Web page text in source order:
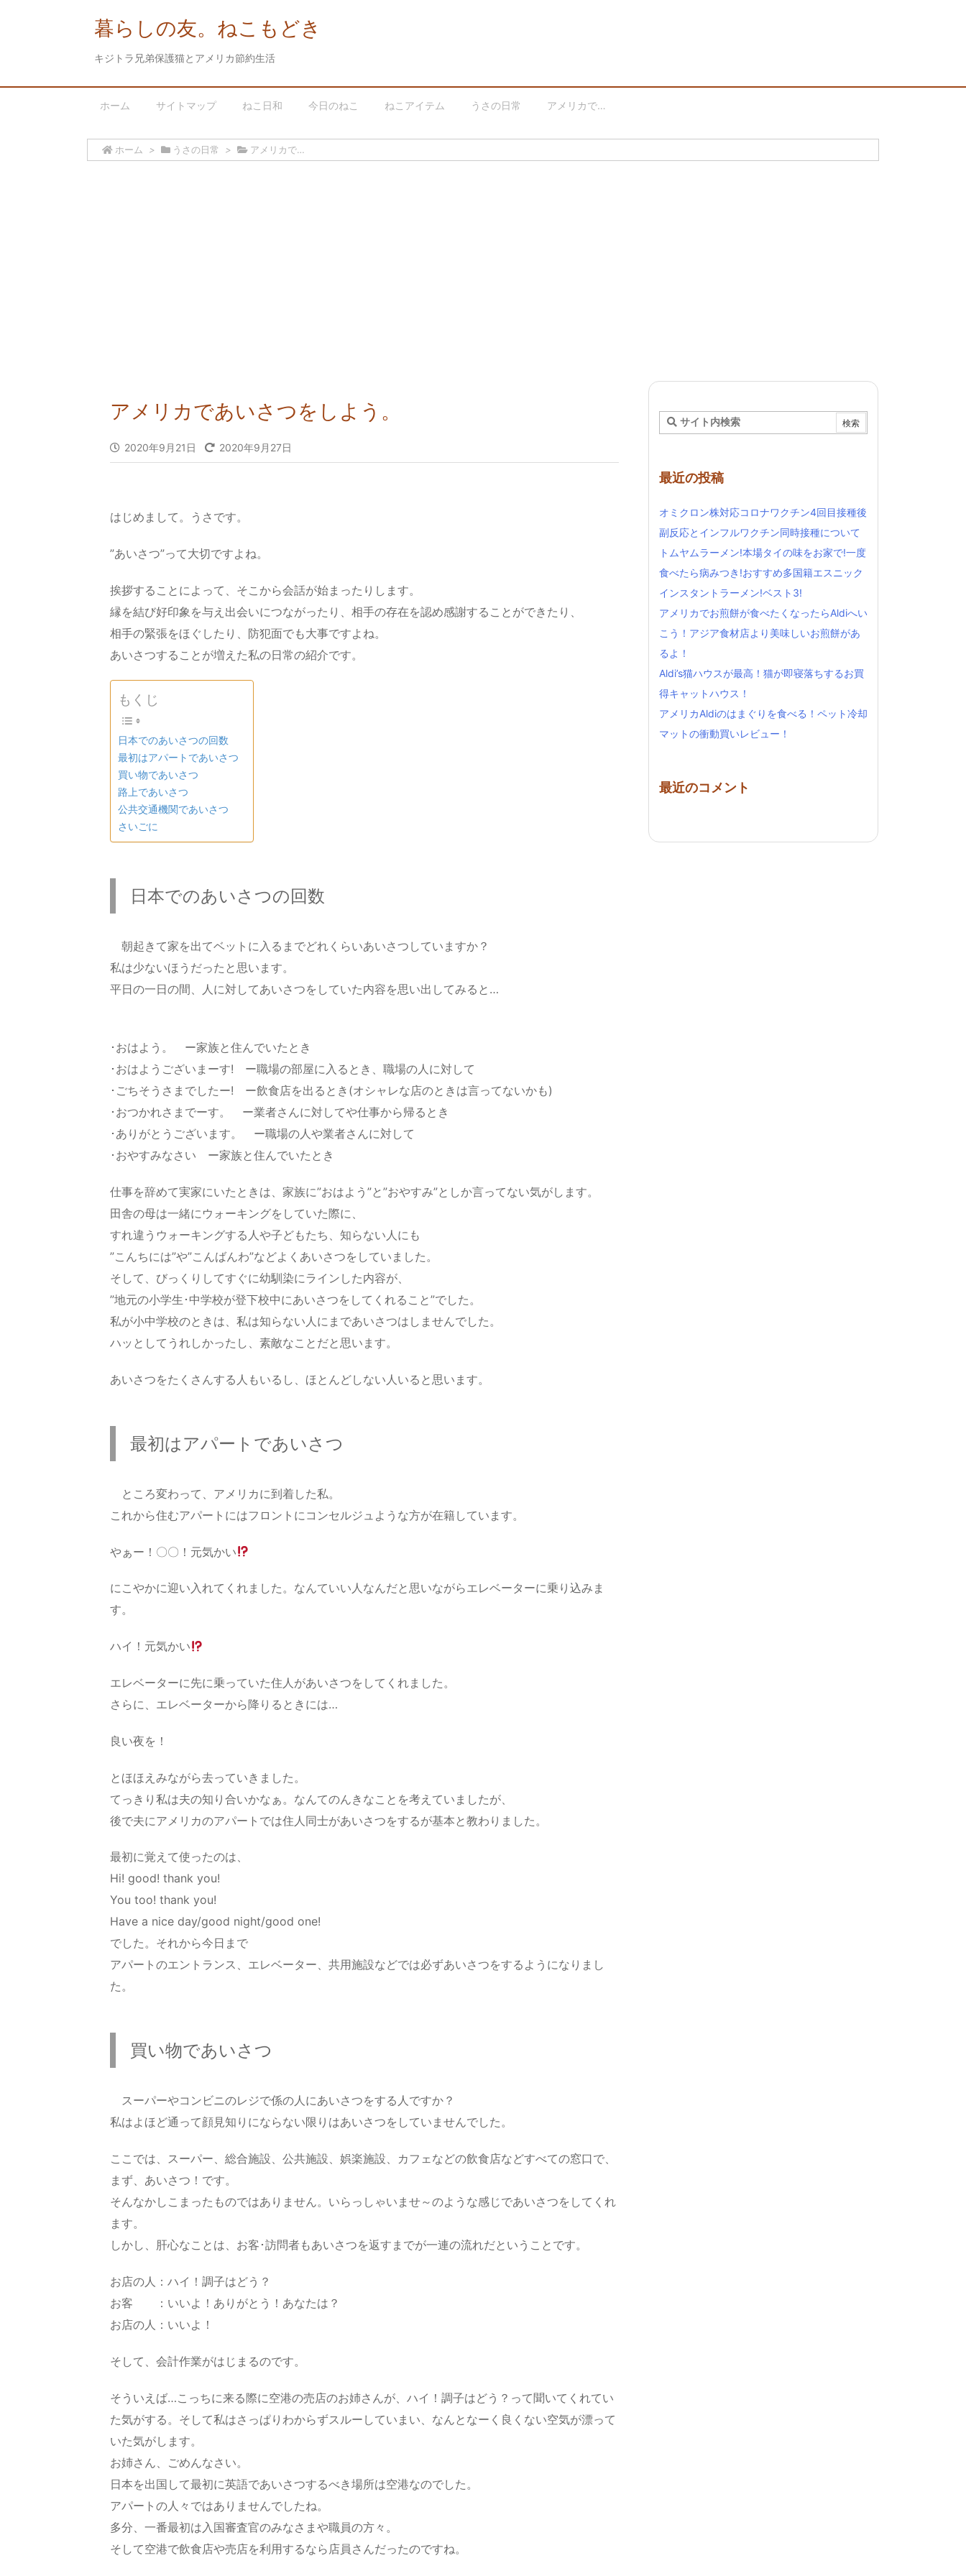
暮らしの友。ねこもどき
キジトラ兄弟保護猫とアメリカ節約生活
ホーム サイトマップ ねこ日和 今日のねこ ねこアイテム うさの日常 アメリカで…
ホーム > うさの日常 > アメリカで…
アメリカであいさつをしよう。
2020年9月21日 2020年9月27日
はじめまして。うさです。
”あいさつ”って大切ですよね。
挨拶することによって、そこから会話が始まったりします。
縁を結び好印象を与え出会いにつながったり、相手の存在を認め感謝することができたり、
相手の緊張をほぐしたり、防犯面でも大事ですよね。
あいさつすることが増えた私の日常の紹介です。
もくじ
日本でのあいさつの回数
最初はアパートであいさつ
買い物であいさつ
路上であいさつ
公共交通機関であいさつ
さいごに
日本でのあいさつの回数
朝起きて家を出てベットに入るまでどれくらいあいさつしていますか？
私は少ないほうだったと思います。
平日の一日の間、人に対してあいさつをしていた内容を思い出してみると…
･おはよう。 ー家族と住んでいたとき
･おはようございまーす! ー職場の部屋に入るとき、職場の人に対して
･ごちそうさまでしたー! ー飲食店を出るとき(オシャレな店のときは言ってないかも)
･おつかれさまでーす。 ー業者さんに対してや仕事から帰るとき
･ありがとうございます。 ー職場の人や業者さんに対して
･おやすみなさい ー家族と住んでいたとき
仕事を辞めて実家にいたときは、家族に”おはよう”と”おやすみ”としか言ってない気がします。
田舎の母は一緒にウォーキングをしていた際に、
すれ違うウォーキングする人や子どもたち、知らない人にも
”こんちには”や”こんばんわ”などよくあいさつをしていました。
そして、びっくりしてすぐに幼馴染にラインした内容が、
”地元の小学生･中学校が登下校中にあいさつをしてくれること”でした。
私が小中学校のときは、私は知らない人にまであいさつはしませんでした。
ハッとしてうれしかったし、素敵なことだと思います。
あいさつをたくさんする人もいるし、ほとんどしない人いると思います。
最初はアパートであいさつ
ところ変わって、アメリカに到着した私。
これから住むアパートにはフロントにコンセルジュような方が在籍しています。
やぁー！〇〇！元気かい
にこやかに迎い入れてくれました。なんていい人なんだと思いながらエレベーターに乗り込みま
す。
ハイ！元気かい
エレベーターに先に乗っていた住人があいさつをしてくれました。
さらに、エレベーターから降りるときには…
良い夜を！
とほほえみながら去っていきました。
てっきり私は夫の知り合いかなぁ。なんてのんきなことを考えていましたが、
後で夫にアメリカのアパートでは住人同士があいさつをするが基本と教わりました。
最初に覚えて使ったのは、
Hi! good! thank you!
You too! thank you!
Have a nice day/good night/good one!
でした。それから今日まで
アパートのエントランス、エレベーター、共用施設などでは必ずあいさつをするようになりまし
た。
買い物であいさつ
スーパーやコンビニのレジで係の人にあいさつをする人ですか？
私はよほど通って顔見知りにならない限りはあいさつをしていませんでした。
ここでは、スーパー、総合施設、公共施設、娯楽施設、カフェなどの飲食店などすべての窓口で、
まず、あいさつ！です。
そんなかしこまったものではありません。いらっしゃいませ～のような感じであいさつをしてくれ
ます。
しかし、肝心なことは、お客･訪問者もあいさつを返すまでが一連の流れだということです。
お店の人：ハイ！調子はどう？
お客 ：いいよ！ありがとう！あなたは？
お店の人：いいよ！
そして、会計作業がはじまるのです。
そういえば…こっちに来る際に空港の売店のお姉さんが、ハイ！調子はどう？って聞いてくれてい
た気がする。そして私はさっぱりわからずスルーしていまい、なんとなーく良くない空気が漂って
いた気がします。
お姉さん、ごめんなさい。
日本を出国して最初に英語であいさつするべき場所は空港なのでした。
アパートの人々ではありませんでしたね。
多分、一番最初は入国審査官のみなさまや職員の方々。
そして空港で飲食店や売店を利用するなら店員さんだったのですね。
最近の投稿
オミクロン株対応コロナワクチン4回目接種後
副反応とインフルワクチン同時接種について
トムヤムラーメン!本場タイの味をお家で!一度
食べたら病みつき!おすすめ多国籍エスニック
インスタントラーメン!ベスト3!
アメリカでお煎餅が食べたくなったらAldiへい
こう！アジア食材店より美味しいお煎餅があ
るよ！
Aldi’s猫ハウスが最高！猫が即寝落ちするお買
得キャットハウス！
アメリカAldiのはまぐりを食べる！ペット冷却
マットの衝動買いレビュー！
最近のコメント